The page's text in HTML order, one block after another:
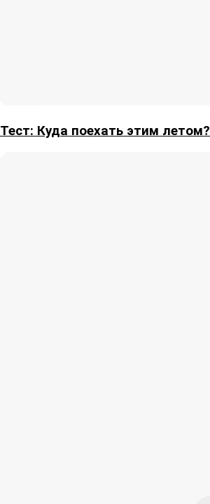
Тест: Куда поехать этим летом?